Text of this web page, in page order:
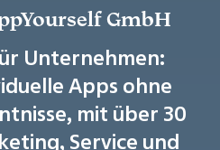
GmbH
Unternehmen:
Apps ohne
mit über 30
Service und